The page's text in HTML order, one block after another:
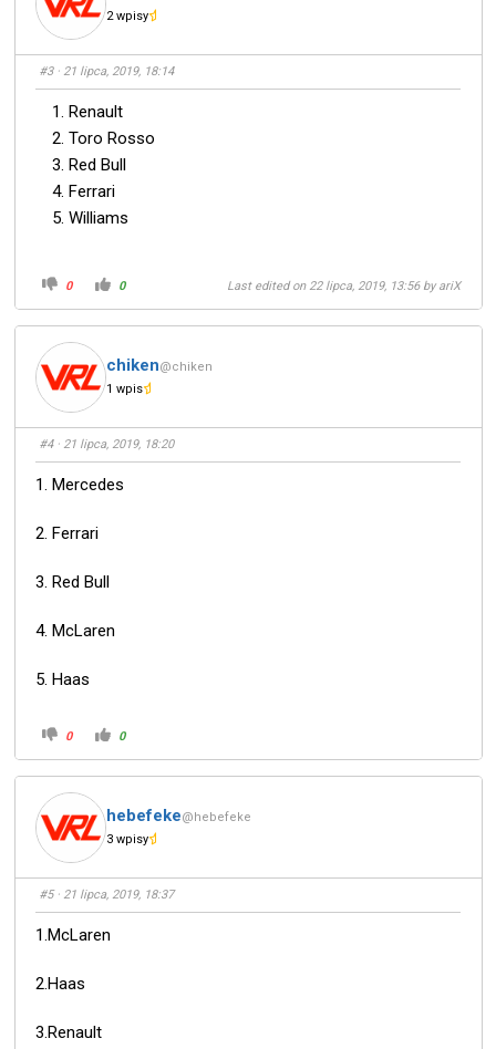
2 wpisy
#3· 21 lipca, 2019, 18:14
Renault
Toro Rosso
Red Bull
Ferrari
Williams
0 0 Last edited on 22 lipca, 2019, 13:56 byariX
chiken@chiken
1 wpis
#4· 21 lipca, 2019, 18:20
1. Mercedes
2. Ferrari
3. Red Bull
4. McLaren
5. Haas
0 0
hebefeke@hebefeke
3 wpisy
#5· 21 lipca, 2019, 18:37
1.McLaren
2.Haas
3.Renault